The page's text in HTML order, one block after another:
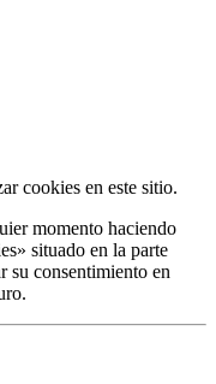
cookies en este sitio.
momento haciendo
situado en la parte
su consentimiento en